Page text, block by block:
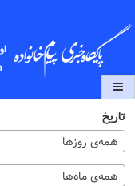
تاریخ
همه‌ی روزها
همه‌ی ماه‌ها